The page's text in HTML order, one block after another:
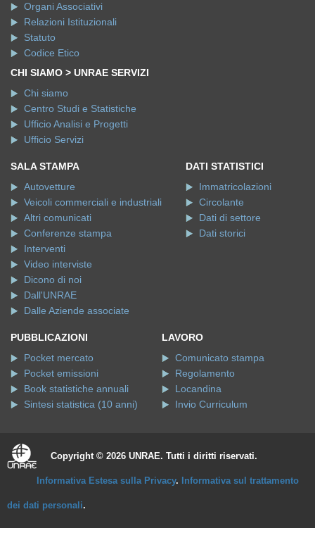
Organi Associativi
Relazioni Istituzionali
Statuto
Codice Etico
CHI SIAMO > UNRAE SERVIZI
Chi siamo
Centro Studi e Statistiche
Ufficio Analisi e Progetti
Ufficio Servizi
SALA STAMPA
Autovetture
Veicoli commerciali e industriali
Altri comunicati
Conferenze stampa
Interventi
Video interviste
Dicono di noi
Dall'UNRAE
Dalle Aziende associate
DATI STATISTICI
Immatricolazioni
Circolante
Dati di settore
Dati storici
PUBBLICAZIONI
Pocket mercato
Pocket emissioni
Book statistiche annuali
Sintesi statistica (10 anni)
LAVORO
Comunicato stampa
Regolamento
Locandina
Invio Curriculum
Copyright © 2026 UNRAE. Tutti i diritti riservati.
Informativa Estesa sulla Privacy. Informativa sul trattamento
dei dati personali.